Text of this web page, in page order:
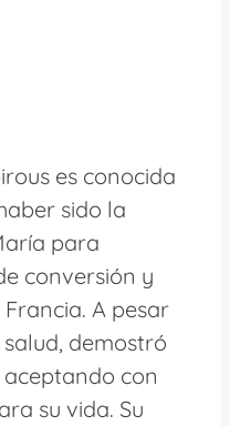
es conocida
sido la
para
conversión y
A pesar
demostró
con
su vida. Su